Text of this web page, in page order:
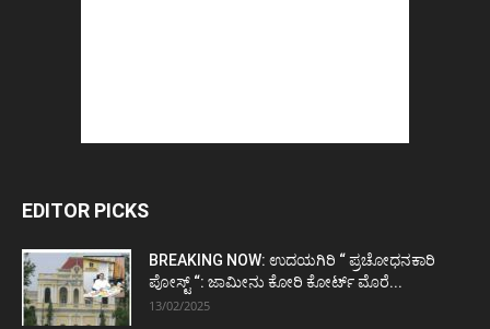
EDITOR PICKS
BREAKING NOW: ಉದಯಗಿರಿ “ ಪ್ರಚೋಧನಕಾರಿ
ಪೋಸ್ಟ್‌ “: ಜಾಮೀನು ಕೋರಿ ಕೋರ್ಟ್‌ ಮೊರೆ...
13/02/2025